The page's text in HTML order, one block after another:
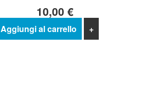
10,00 €
Aggiungi al carrello +